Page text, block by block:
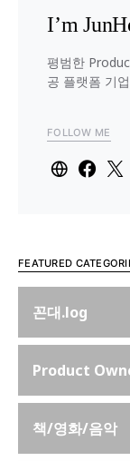
I’m
평범한
공 플랫폼 기
FOLLOW ME
FEATURED
꼰대.log
Product
책/영화/음악